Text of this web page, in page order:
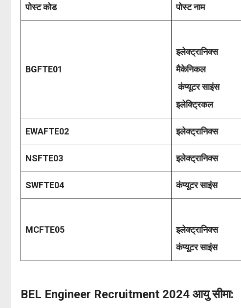
पोस्ट कोड पोस्ट नाम
BGFTE01
इलेक्ट्रानिक्स
मैकेनिकल
कंप्यूटर साइंस
इलेक्ट्रिकल
EWAFTE02 इलेक्ट्रानिक्स
NSFTE03 इलेक्ट्रानिक्स
SWFTE04 कंप्यूटर साइंस
MCFTE05
इलेक्ट्रानिक्स
कंप्यूटर साइंस
BEL Engineer Recruitment 2024 आयु सीमा: